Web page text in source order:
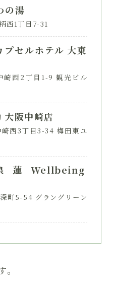
の湯
西1丁目7-31
セルホテル 大東
崎西2丁目1-9 観光ビル
大阪中崎店
西3丁目3-34 梅田東ユ
蓮 Wellbeing
町5-54 グラングリーン